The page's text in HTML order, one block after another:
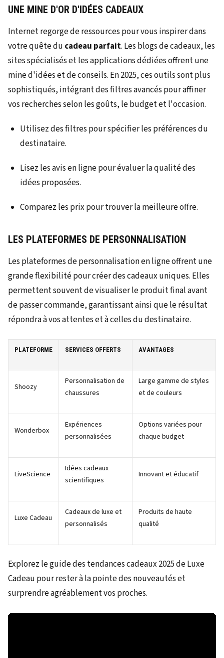
UNE MINE D'OR D'IDÉES CADEAUX
Internet regorge de ressources pour vous inspirer dans
votre quête du cadeau parfait. Les blogs de cadeaux, les
sites spécialisés et les applications dédiées offrent une
mine d'idées et de conseils. En 2025, ces outils sont plus
sophistiqués, intégrant des filtres avancés pour affiner
vos recherches selon les goûts, le budget et l'occasion.
Utilisez des filtres pour spécifier les préférences du
destinataire.
Lisez les avis en ligne pour évaluer la qualité des
idées proposées.
Comparez les prix pour trouver la meilleure offre.
LES PLATEFORMES DE PERSONNALISATION
Les plateformes de personnalisation en ligne offrent une
grande flexibilité pour créer des cadeaux uniques. Elles
permettent souvent de visualiser le produit final avant
de passer commande, garantissant ainsi que le résultat
répondra à vos attentes et à celles du destinataire.
PLATEFORME SERVICES OFFERTS AVANTAGES
Shoozy
Personnalisation de
chaussures
Large gamme de styles
et de couleurs
Wonderbox
Expériences
personnalisées
Options variées pour
chaque budget
LiveScience
Idées cadeaux
scientifiques
Innovant et éducatif
Luxe Cadeau
Cadeaux de luxe et
personnalisés
Produits de haute
qualité
Explorez le guide des tendances cadeaux 2025 de Luxe
Cadeau pour rester à la pointe des nouveautés et
surprendre agréablement vos proches.